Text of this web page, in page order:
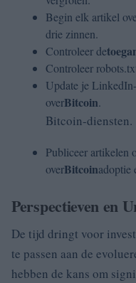
Begin elk artikel
drie zinnen.
Controleer de
Controleer
Update je
overBitcoin.
Bitcoin-diensten.
Publiceer artikelen
overBitcoinadoptie
Perspectieven en
De tijd dringt voor
te passen aan de
hebben de kans om